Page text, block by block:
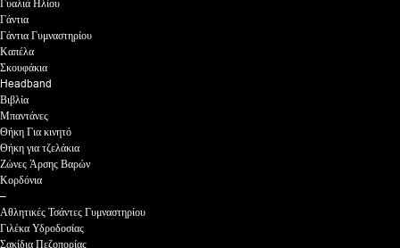
Γυαλιά Ηλίου
Γάντια
Γάντια Γυμναστηρίου
Καπέλα
Σκουφάκια
Headband
Βιβλία
Μπαντάνες
Θήκη Για κινητό
Θήκη για τζελάκια
Ζώνες Άρσης Βαρών
Κορδόνια
–
Αθλητικές Τσάντες Γυμναστηρίου
Γιλέκα Υδροδοσίας
Σακίδια Πεζοπορίας